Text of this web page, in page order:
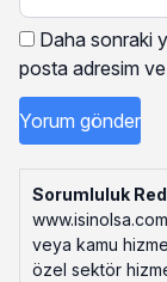
Daha sonraki
posta adresim
Sorumluluk
veya kamu
özel sektör